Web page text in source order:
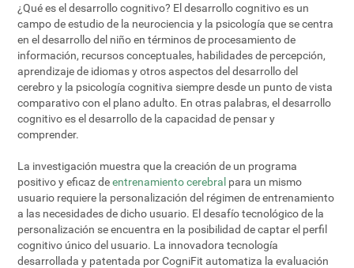
¿Qué es el desarrollo cognitivo? El desarrollo cognitivo es un
campo de estudio de la neurociencia y la psicología que se centra
en el desarrollo del niño en términos de procesamiento de
información, recursos conceptuales, habilidades de percepción,
aprendizaje de idiomas y otros aspectos del desarrollo del
cerebro y la psicología cognitiva siempre desde un punto de vista
comparativo con el plano adulto. En otras palabras, el desarrollo
cognitivo es el desarrollo de la capacidad de pensar y
comprender.
La investigación muestra que la creación de un programa
positivo y eficaz deentrenamiento cerebral para un mismo
usuario requiere la personalización del régimen de entrenamiento
a las necesidades de dicho usuario. El desafío tecnológico de la
personalización se encuentra en la posibilidad de captar el perfil
cognitivo único del usuario. La innovadora tecnología
desarrollada y patentada por CogniFit automatiza la evaluación